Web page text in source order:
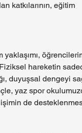
katkılarının, eğitim
hareketin
duyuşsal dengeyi
yaz spor
de